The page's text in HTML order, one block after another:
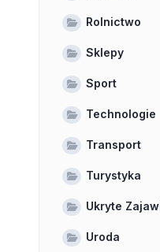
Rolnictwo
Sklepy
Sport
Technologie
Transport
Turystyka
Ukryte
Uroda